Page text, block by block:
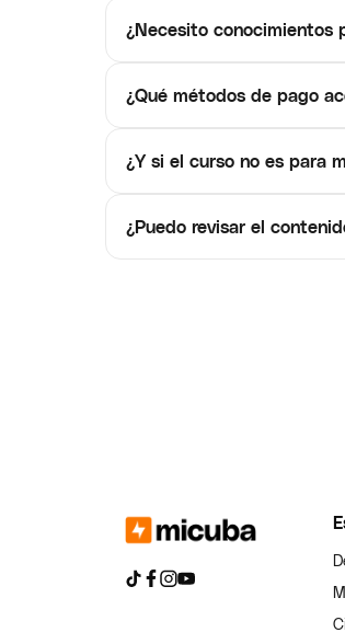
¿Necesito conocimientos
¿Qué métodos de pago
¿Y si el curso no es para
¿Puedo revisar el